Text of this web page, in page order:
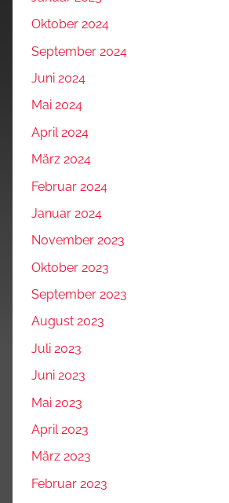
Oktober 2024
September 2024
Juni 2024
Mai 2024
April 2024
März 2024
Februar 2024
Januar 2024
November 2023
Oktober 2023
September 2023
August 2023
Juli 2023
Juni 2023
Mai 2023
April 2023
März 2023
Februar 2023